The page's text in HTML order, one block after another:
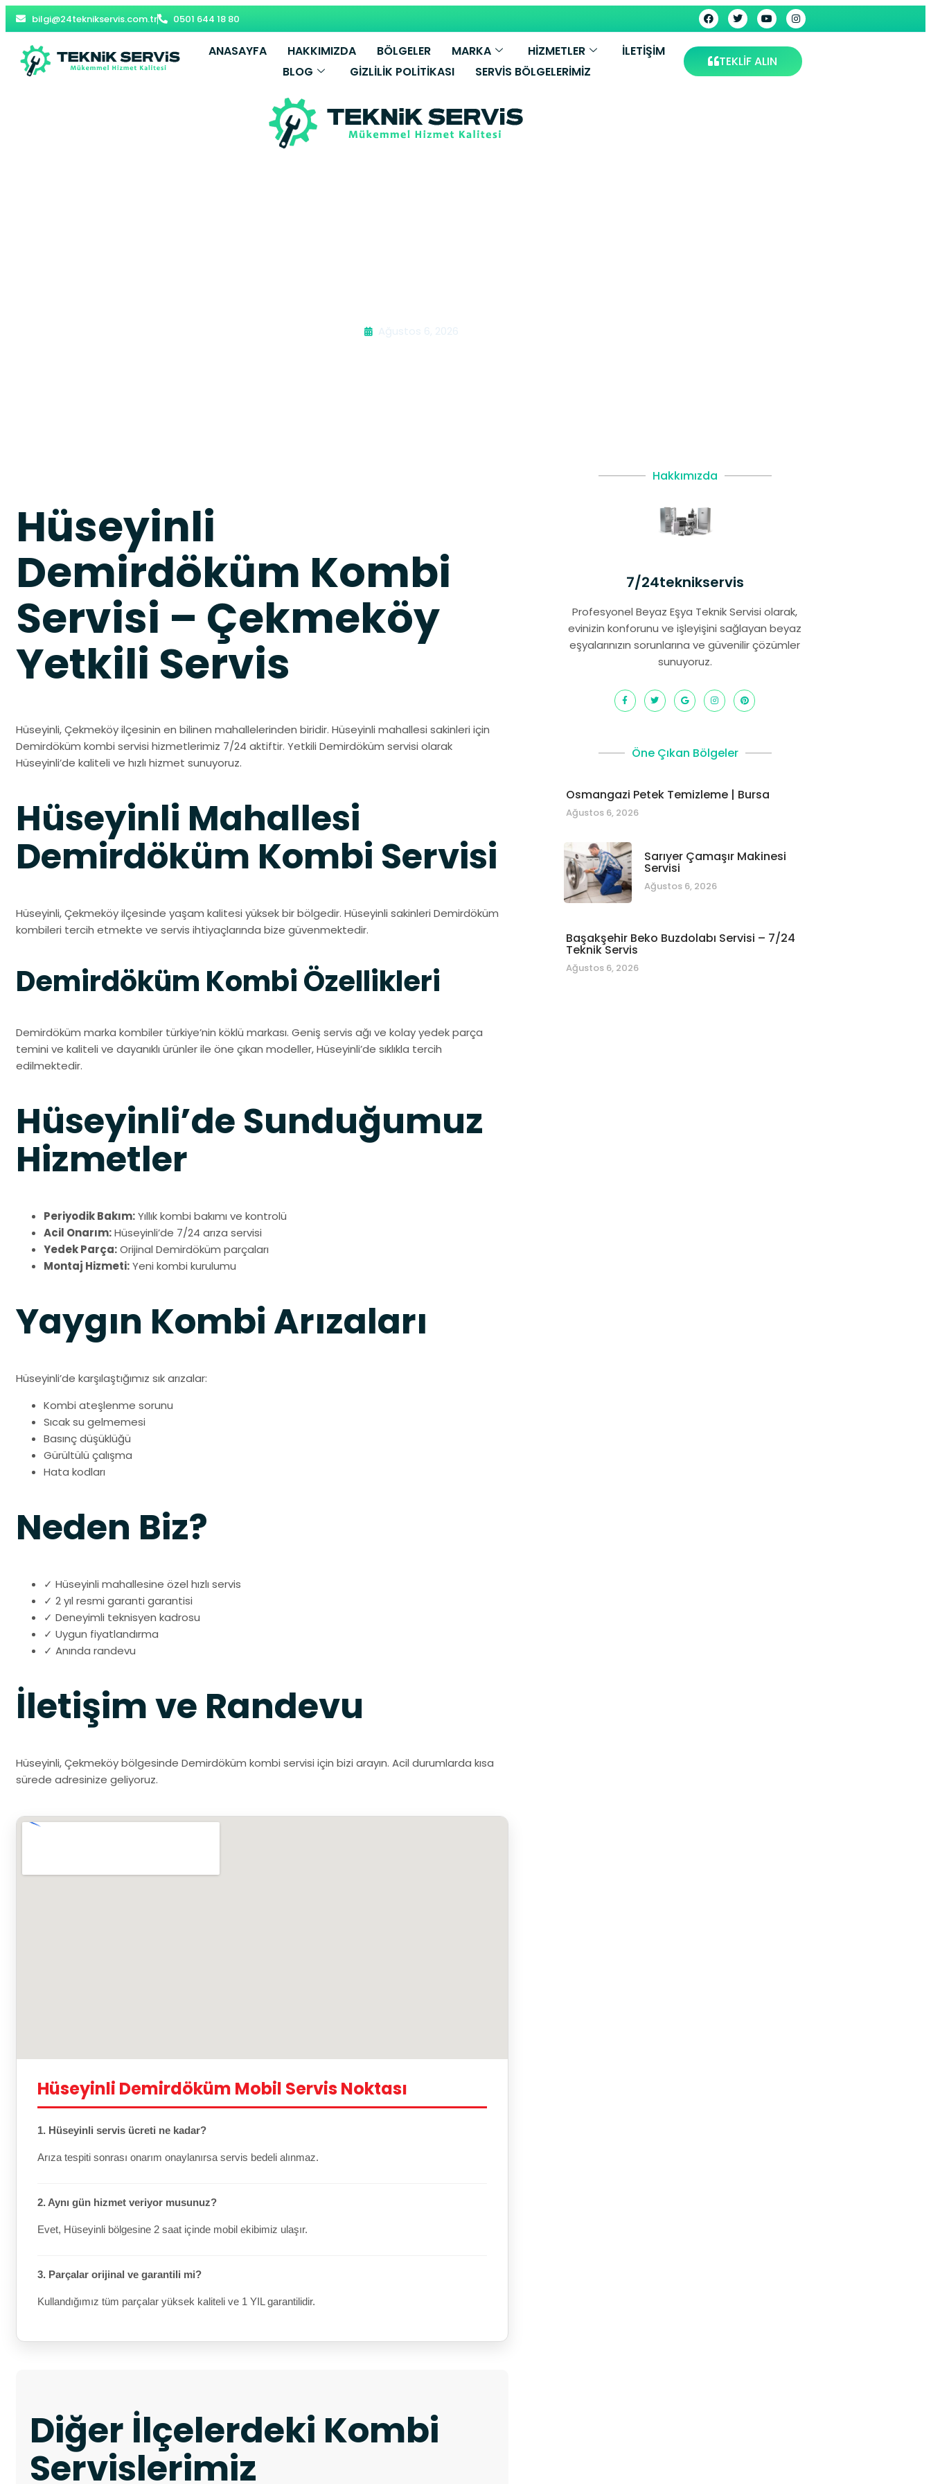
bilgi@24teknikservis.com.tr 0501 644 18 80
ANASAYFA HAKKIMIZDA BÖLGELER MARKA HİZMETLER
İLETIŞIM
BLOG
GIZLILIK POLITIKASI SERVIS BÖLGELERIMIZ
TEKLİF ALIN
Ağustos 6, 2026
Hüseyinli
Demirdöküm Kombi
Servisi – Çekmeköy
Yetkili Servis
Hüseyinli, Çekmeköy ilçesinin en bilinen mahallelerinden biridir. Hüseyinli mahallesi sakinleri için
Demirdöküm kombi servisi hizmetlerimiz 7/24 aktiftir. Yetkili Demirdöküm servisi olarak
Hüseyinli’de kaliteli ve hızlı hizmet sunuyoruz.
Hüseyinli Mahallesi
Demirdöküm Kombi Servisi
Hüseyinli, Çekmeköy ilçesinde yaşam kalitesi yüksek bir bölgedir. Hüseyinli sakinleri Demirdöküm
kombileri tercih etmekte ve servis ihtiyaçlarında bize güvenmektedir.
Demirdöküm Kombi Özellikleri
Demirdöküm marka kombiler türkiye’nin köklü markası. Geniş servis ağı ve kolay yedek parça
temini ve kaliteli ve dayanıklı ürünler ile öne çıkan modeller, Hüseyinli’de sıklıkla tercih
edilmektedir.
Hüseyinli’de Sunduğumuz
Hizmetler
Periyodik Bakım:Yıllık kombi bakımı ve kontrolü
Acil Onarım:Hüseyinli’de 7/24 arıza servisi
Yedek Parça:Orijinal Demirdöküm parçaları
Montaj Hizmeti:Yeni kombi kurulumu
Yaygın Kombi Arızaları
Hüseyinli’de karşılaştığımız sık arızalar:
Kombi ateşlenme sorunu
Sıcak su gelmemesi
Basınç düşüklüğü
Gürültülü çalışma
Hata kodları
Neden Biz?
✓ Hüseyinli mahallesine özel hızlı servis
✓ 2 yıl resmi garanti garantisi
✓ Deneyimli teknisyen kadrosu
✓ Uygun fiyatlandırma
✓ Anında randevu
İletişim ve Randevu
Hüseyinli, Çekmeköy bölgesinde Demirdöküm kombi servisi için bizi arayın. Acil durumlarda kısa
sürede adresinize geliyoruz.
Hüseyinli Demirdöküm Mobil Servis Noktası
1. Hüseyinli servis ücreti ne kadar?
Arıza tespiti sonrası onarım onaylanırsa servis bedeli alınmaz.
2. Aynı gün hizmet veriyor musunuz?
Evet, Hüseyinli bölgesine 2 saat içinde mobil ekibimiz ulaşır.
3. Parçalar orijinal ve garantili mi?
Kullandığımız tüm parçalar yüksek kaliteli ve 1 YIL garantilidir.
Diğer İlçelerdeki Kombi
Servislerimiz
Hakkımızda
7/24teknikservis
Profesyonel Beyaz Eşya Teknik Servisi olarak,
evinizin konforunu ve işleyişini sağlayan beyaz
eşyalarınızın sorunlarına ve güvenilir çözümler
sunuyoruz.
Öne Çıkan Bölgeler
Osmangazi Petek Temizleme | Bursa
Ağustos 6, 2026
Sarıyer Çamaşır Makinesi
Servisi
Ağustos 6, 2026
Başakşehir Beko Buzdolabı Servisi – 7/24
Teknik Servis
Ağustos 6, 2026